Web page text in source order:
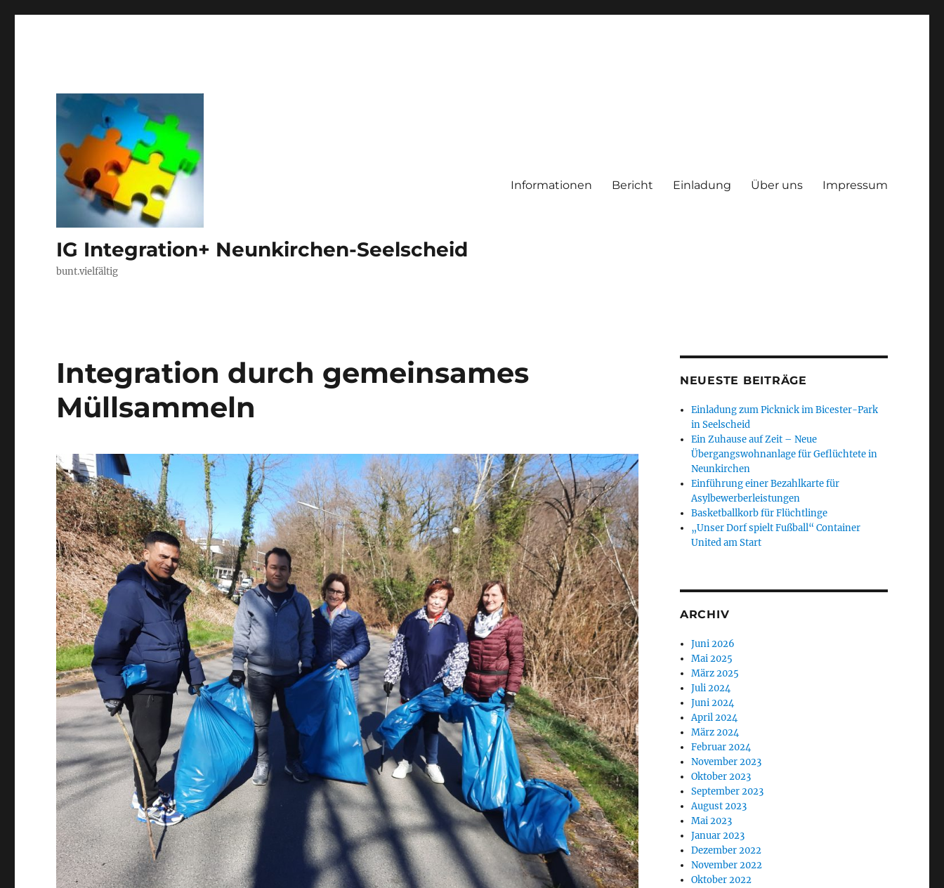
IG Integration+ Neunkirchen-Seelscheid
bunt.vielfältig
Informationen Bericht Einladung Über uns Impressum
Integration durch gemeinsames
Müllsammeln
NEUESTE BEITRÄGE
Einladung zum Picknick im Bicester-Park
in Seelscheid
Ein Zuhause auf Zeit – Neue
Übergangswohnanlage für Geflüchtete in
Neunkirchen
Einführung einer Bezahlkarte für
Asylbewerberleistungen
Basketballkorb für Flüchtlinge
„Unser Dorf spielt Fußball“ Container
United am Start
ARCHIV
Juni 2026
Mai 2025
März 2025
Juli 2024
Juni 2024
April 2024
März 2024
Februar 2024
November 2023
Oktober 2023
September 2023
August 2023
Mai 2023
Januar 2023
Dezember 2022
November 2022
Oktober 2022